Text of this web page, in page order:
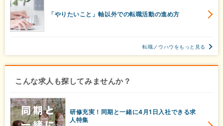
「やりたいこと」軸以外での転職活動の進め方
転職ノウハウをもっと見る
こんな求人も探してみませんか？
研修充実！同期と一緒に4月1日入社できる求
人特集